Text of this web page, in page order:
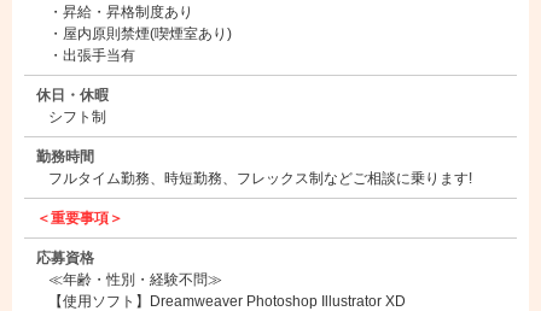
・昇給・昇格制度あり
・屋内原則禁煙(喫煙室あり)
・出張手当有
休日・休暇
シフト制
勤務時間
フルタイム勤務、時短勤務、フレックス制などご相談に乗ります!
＜重要事項＞
応募資格
≪年齢・性別・経験不問≫
【使用ソフト】Dreamweaver Photoshop Illustrator XD